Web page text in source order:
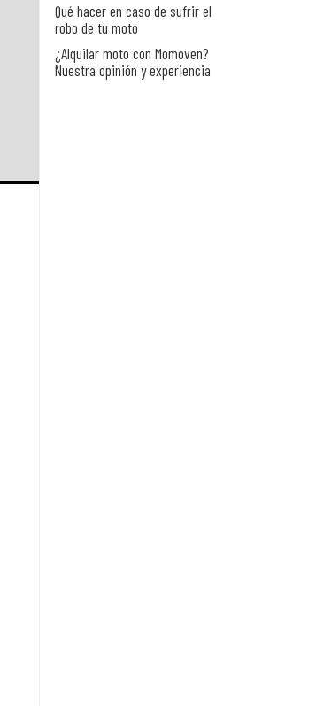
Qué hacer en caso de sufrir el
robo de tu moto
¿Alquilar moto con Momoven?
Nuestra opinión y experiencia